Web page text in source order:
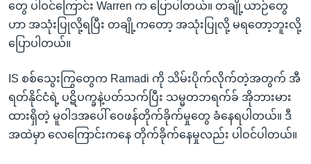
တွေ ပါဝင်ကြောင်း Warren က ပြောပါတယ်။ တချို့ယာဉ်တွေ
ဟာ အသုံးပြုလို့ရပြီး တချို့ကတော့ အသုံးပြုလို့ မရတော့ဘူးလို့
ပြောပါတယ်။
IS စစ်သွေးကြွတွေက Ramadi ကို သိမ်းပိုက်လိုက်တဲ့အတွက် အီ
ရတ်နိုင်ငံရဲ့ ပဋိပက္ခနဲ့ပတ်သက်ပြီး သမ္မတဘရက်ခ် အိုဘားမား
ထားရှိတဲ့ မူဝါဒအပေါ် ဝေဖန်တိုက်ခိုက်မှုတွေ ခံနေရပါတယ်။ ဒီ
အထဲမှာ လေကြောင်းကနေ တိုက်ခိုက်နေမှုလည်း ပါဝင်ပါတယ်။